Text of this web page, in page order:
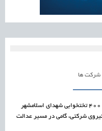
شرکت ها
در پرداخت حقوق ۷۰۰ هزار نیروی شرکتی، گامی در مسیر عدالت